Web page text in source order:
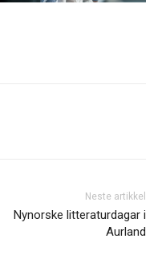
Neste artikkel
Nynorske litteraturdagar i
Aurland